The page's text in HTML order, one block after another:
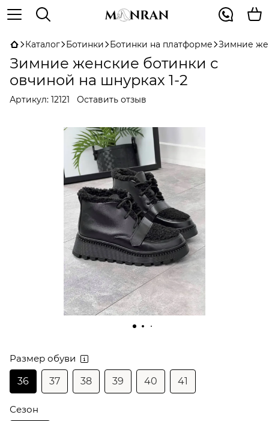
Каталог Ботинки Ботинки на платформе Зимние
Зимние женские ботинки с
овчиной на шнурках 1-2
Артикул: 12121 Оставить отзыв
Размер обуви
36
37 38 39 40 41
Сезон